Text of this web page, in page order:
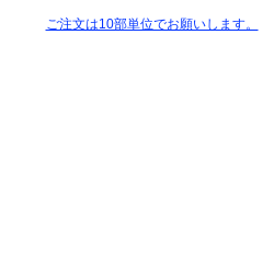
ご注文は10部単位でお願いします。